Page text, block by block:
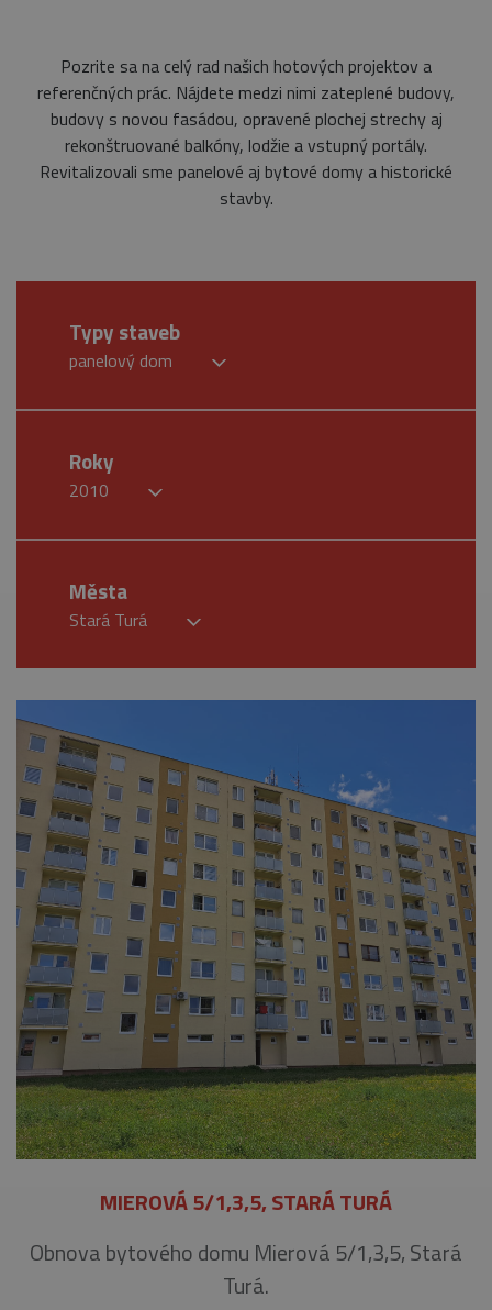
Pozrite sa na celý rad našich hotových projektov a
referenčných prác. Nájdete medzi nimi zateplené budovy,
budovy s novou fasádou, opravené plochej strechy aj
rekonštruované balkóny, lodžie a vstupný portály.
Revitalizovali sme panelové aj bytové domy a historické
stavby.
Typy staveb
panelový dom
Roky
2010
Města
Stará Turá
MIEROVÁ 5/1,3,5, STARÁ TURÁ
Obnova bytového domu Mierová 5/1,3,5, Stará
Turá.